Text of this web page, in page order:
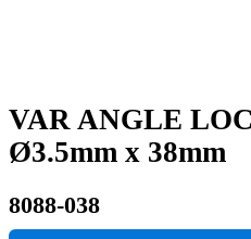
VAR ANGLE
Ø3.5mm x 38mm
8088-038